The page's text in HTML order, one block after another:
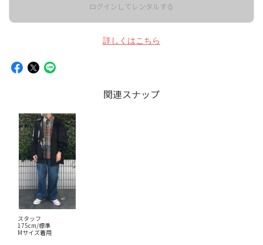
ログインしてレンタルする
詳しくはこちら
関連スナップ
スタッフ
175cm/標準
Mサイズ着用